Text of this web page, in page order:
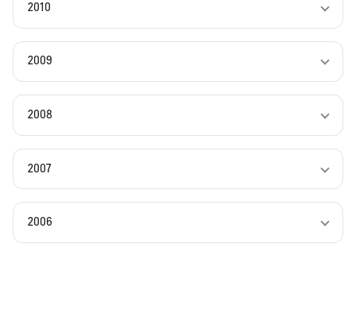
2010
2009
2008
2007
2006